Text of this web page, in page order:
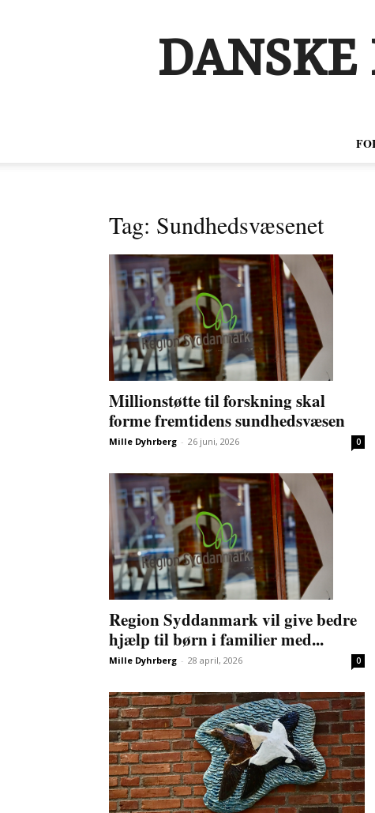
Tag: Sundhedsvæsenet
Millionstøtte til forskning skal
forme fremtidens sundhedsvæsen
Mille Dyhrberg - 26 juni, 2026 0
Region Syddanmark vil give bedre
hjælp til børn i familier med...
Mille Dyhrberg - 28 april, 2026 0